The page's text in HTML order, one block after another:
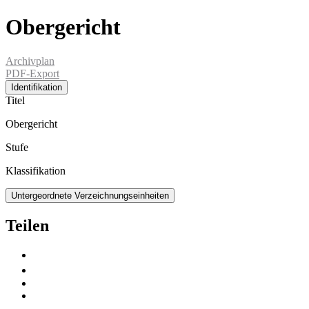
Obergericht
Archivplan
PDF-Export
Identifikation
Titel
Obergericht
Stufe
Klassifikation
Untergeordnete Verzeichnungseinheiten
Teilen